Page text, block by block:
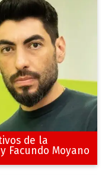
de la
Facundo Moyano